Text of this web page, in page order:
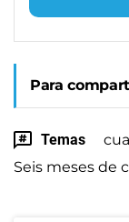
Para
Temas
Seis meses de